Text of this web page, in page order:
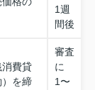
1週
間後
費貸
を締
審査
に
1〜